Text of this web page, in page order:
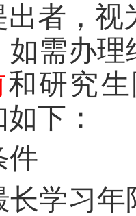
者，视
如需办
和研究
下：
件
长学习